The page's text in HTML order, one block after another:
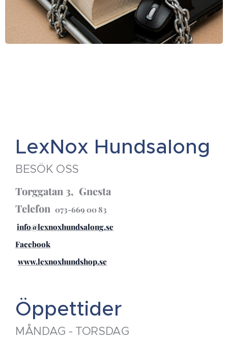
LexNox Hundsalong
BESÖK OSS
Torggatan 3, Gnesta
Telefon 073-669 00 83
info@lexnoxhundsalong.se
Facebook
www.lexnoxhundshop.se
Öppettider
MÅNDAG - TORSDAG